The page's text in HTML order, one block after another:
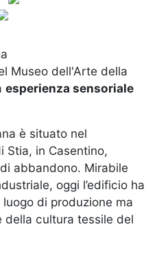
Museo dell'Arte della
esperienza sensoriale
è situato nel
Stia, in Casentino,
abbandono. Mirabile
oggi l’edificio ha
di produzione ma
cultura tessile del